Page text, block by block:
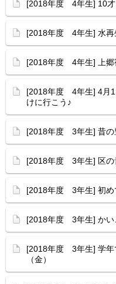
[2018年度 4年生] 10
[2018年度 4年生] 水再
[2018年度 4年生] 上郷
[2018年度 4年生] 4月
けに行こう♪
[2018年度 3年生] 昔の
[2018年度 3年生] 区の
[2018年度 3年生] 初め
[2018年度 3年生] かい
[2018年度 3年生] 学
（金）